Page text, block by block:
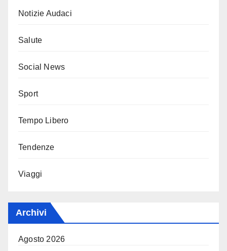
Notizie Audaci
Salute
Social News
Sport
Tempo Libero
Tendenze
Viaggi
Archivi
Agosto 2026